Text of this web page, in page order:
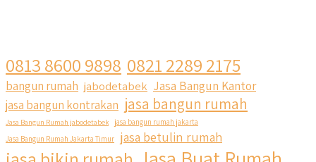
0813 8600 9898 0821 2289 2175
bangun rumah jabodetabek Jasa Bangun Kantor
jasa bangun kontrakan jasa bangun rumah
Jasa Bangun Rumah jabodetabek
jasa bangun rumah jakarta
Jasa Bangun Rumah Jakarta Timur
jasa betulin rumah